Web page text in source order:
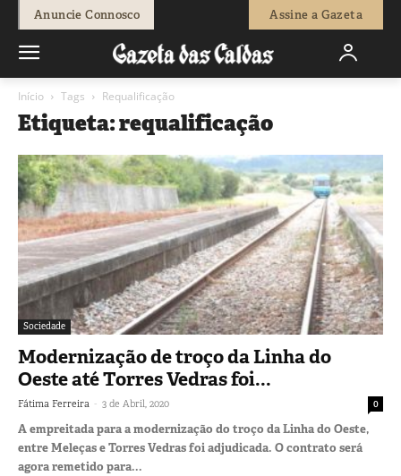
Anuncie Connosco Assine a Gazeta
Início Tags Requalificação
Etiqueta: requalificação
Sociedade
Modernização de troço da Linha do
Oeste até Torres Vedras foi...
Fátima Ferreira - 3 de Abril, 2020 0
A empreitada para a modernização do troço da Linha do Oeste,
entre Meleças e Torres Vedras foi adjudicada. O contrato será
agora remetido para...